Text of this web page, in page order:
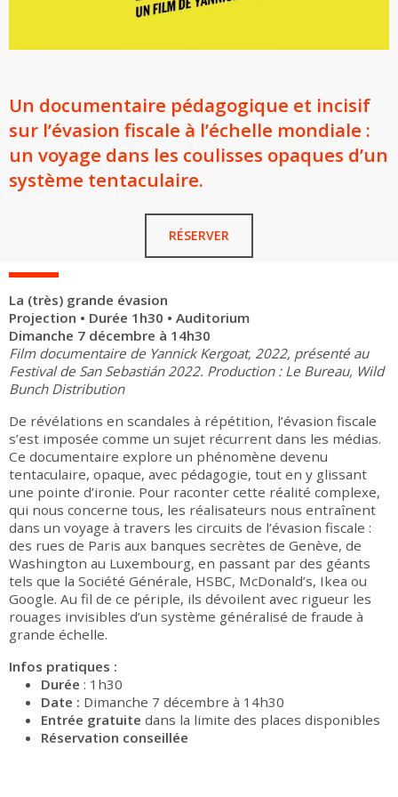
Un documentaire pédagogique et incisif
sur l’évasion fiscale à l’échelle mondiale :
un voyage dans les coulisses opaques d’un
système tentaculaire.
RÉSERVER
La (très) grande évasion
Projection • Durée 1h30 • Auditorium
Dimanche 7 décembre à 14h30
Film documentaire de Yannick Kergoat, 2022, présenté au
Festival de San Sebastián 2022. Production : Le Bureau, Wild
Bunch Distribution
De révélations en scandales à répétition, l’évasion fiscale
s’est imposée comme un sujet récurrent dans les médias.
Ce documentaire explore un phénomène devenu
tentaculaire, opaque, avec pédagogie, tout en y glissant
une pointe d’ironie. Pour raconter cette réalité complexe,
qui nous concerne tous, les réalisateurs nous entraînent
dans un voyage à travers les circuits de l’évasion fiscale :
des rues de Paris aux banques secrètes de Genève, de
Washington au Luxembourg, en passant par des géants
tels que la Société Générale, HSBC, McDonald’s, Ikea ou
Google. Au fil de ce périple, ils dévoilent avec rigueur les
rouages invisibles d’un système généralisé de fraude à
grande échelle.
Infos pratiques :
Durée : 1h30
Date : Dimanche 7 décembre à 14h30
Entrée gratuite dans la limite des places disponibles
Réservation conseillée